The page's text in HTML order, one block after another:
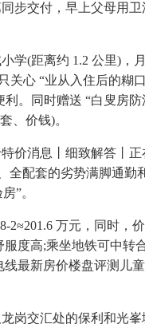
步交付，早上父母用
(距离约 1.2 公里)，月
关心 “业从入住后的糊
。同时赠送 “白叟房
、价钱)。
消息丨细致解答丨正
全配套的劣势满脚通
”。
万元，同时，
度高;乘坐地铁可中
最新房价楼盘评测儿
交汇处的保利和光峯